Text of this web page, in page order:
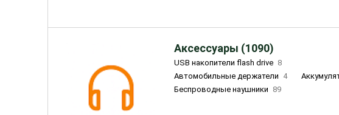
Аксессуары (1090)
USB накопители flash drive 8
Автомобильные держатели 4
Беспроводные наушники 89